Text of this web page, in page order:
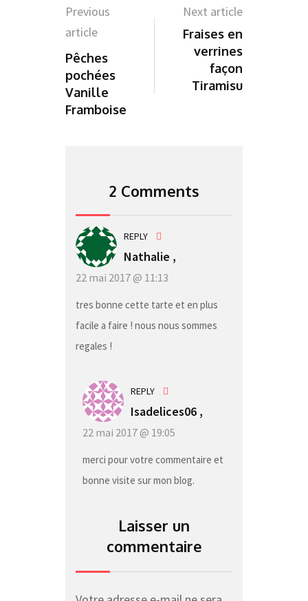
Previous
article
Pêches
pochées
Vanille
Framboise
Next article
Fraises en
verrines
façon
Tiramisu
2 Comments
REPLY
Nathalie ,
22 mai 2017 @ 11:13
tres bonne cette tarte et en plus
facile a faire ! nous nous sommes
regales !
REPLY
Isadelices06 ,
22 mai 2017 @ 19:05
merci pour votre commentaire et
bonne visite sur mon blog.
Laisser un
commentaire